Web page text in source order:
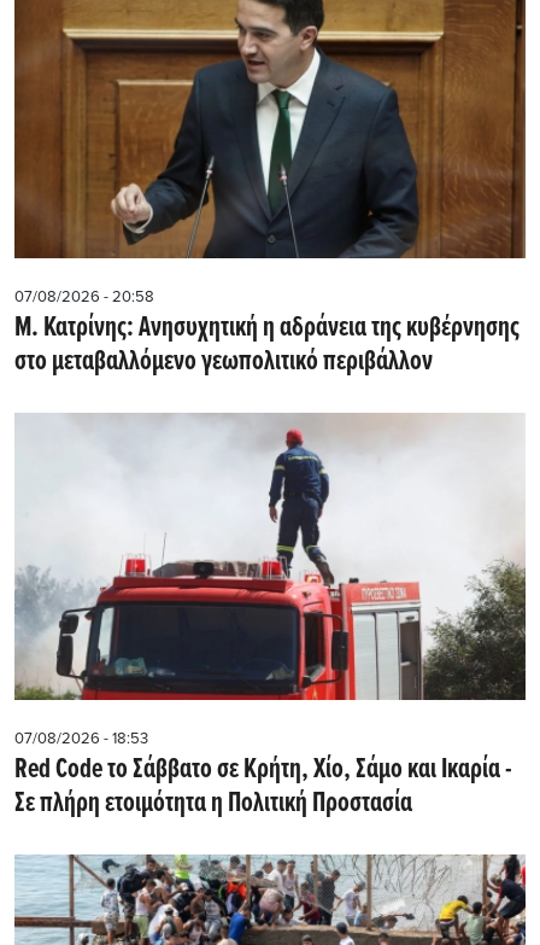
07/08/2026 - 20:58
Μ. Κατρίνης: Ανησυχητική η αδράνεια της κυβέρνησης
στο μεταβαλλόμενο γεωπολιτικό περιβάλλον
07/08/2026 - 18:53
Red Code το Σάββατο σε Κρήτη, Χίο, Σάμο και Ικαρία -
Σε πλήρη ετοιμότητα η Πολιτική Προστασία